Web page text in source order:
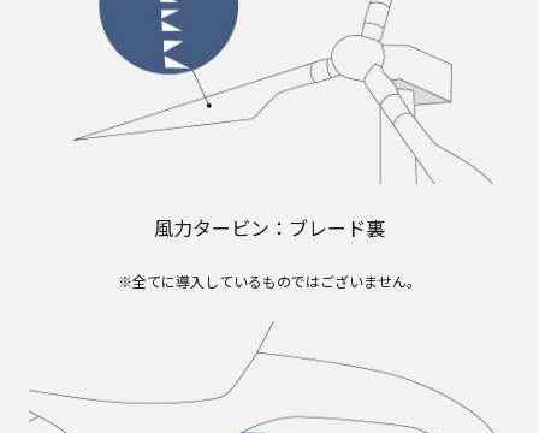
風力タービン：ブレード裏
※全てに導入しているものではございません。